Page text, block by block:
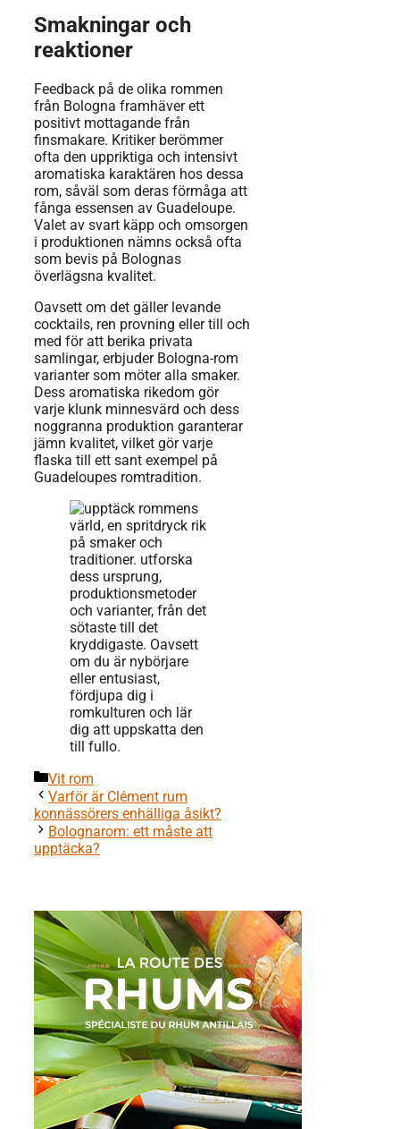
Smakningar och
reaktioner
Feedback på de olika rommen
från Bologna framhäver ett
positivt mottagande från
finsmakare. Kritiker berömmer
ofta den uppriktiga och intensivt
aromatiska karaktären hos dessa
rom, såväl som deras förmåga att
fånga essensen av Guadeloupe.
Valet av svart käpp och omsorgen
i produktionen nämns också ofta
som bevis på Bolognas
överlägsna kvalitet.
Oavsett om det gäller levande
cocktails, ren provning eller till och
med för att berika privata
samlingar, erbjuder Bologna-rom
varianter som möter alla smaker.
Dess aromatiska rikedom gör
varje klunk minnesvärd och dess
noggranna produktion garanterar
jämn kvalitet, vilket gör varje
flaska till ett sant exempel på
Guadeloupes romtradition.
Kategorier
Vit rom
Varför är Clément rum
konnässörers enhälliga åsikt?
Bolognarom: ett måste att
upptäcka?